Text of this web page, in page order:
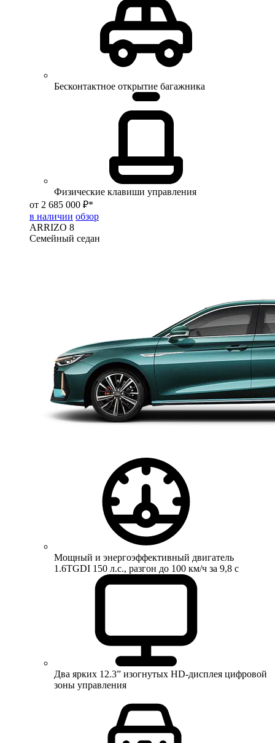
Бесконтактное открытие багажника
Физические клавиши управления
от 2 685 000 ₽*
в наличии обзор
ARRIZO 8
Семейный седан
Мощный и энергоэффективный двигатель
1.6TGDI 150 л.с., разгон до 100 км/ч за 9,8 с
Два ярких 12.3” изогнутых HD-дисплея цифровой
зоны управления